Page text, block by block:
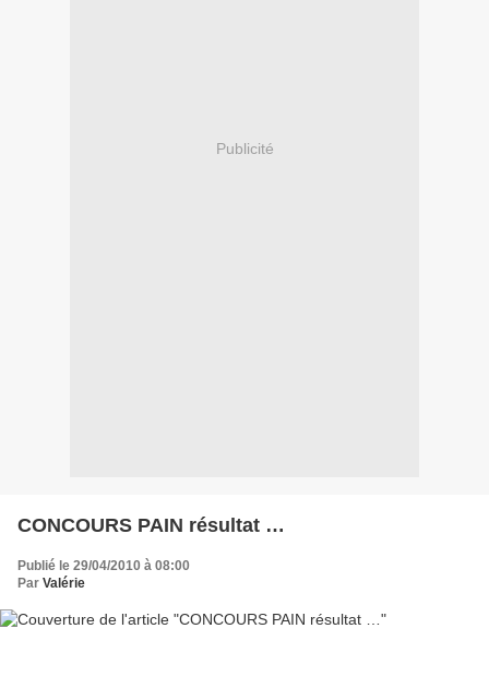
Publicité
CONCOURS PAIN résultat …
Publié le 29/04/2010 à 08:00
Par Valérie